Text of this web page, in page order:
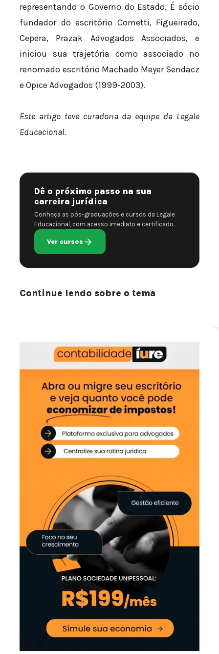
representando o Governo do Estado. É sócio
fundador do escritório Cometti, Figueiredo,
Cepera, Prazak Advogados Associados, e
iniciou sua trajetória como associado no
renomado escritório Machado Meyer Sendacz
e Opice Advogados (1999-2003).
Este artigo teve curadoria da equipe da Legale
Educacional.
Dê o próximo passo na sua
carreira jurídica
Conheça as pós-graduações e cursos da Legale
Educacional, com acesso imediato e certificado.
Ver cursos
Continue lendo sobre o tema